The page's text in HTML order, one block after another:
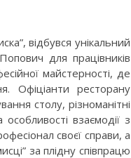
відбувся унікальний
для працівників
майстерності, де
Офіціанти ресторану
столу, різноманітні
взаємодії з
своєї справи, а
за плідну співпрацю